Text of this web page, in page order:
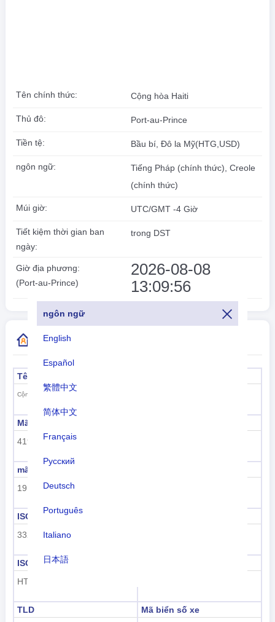
ngôn ngữ
English
Español
繁體中文
简体中文
Français
Русский
Deutsch
Português
Italiano
日本語
Tên chính thức: Cộng hòa Haiti
Thủ đô: Port-au-Prince
Tiền tệ: Bầu bí, Đô la Mỹ(HTG,USD)
ngôn ngữ:
Tiếng Pháp (chính thức), Creole
(chính thức)
Múi giờ: UTC/GMT -4 Giờ
Tiết kiệm thời gian ban
ngày:
trong DST
Giờ địa phương:
(Port-au-Prince)
2026-08-08
13:09:57
Thêm thông tin mã quốc gia
Tên chính thức
Cộng hòa Haiti
Mã tiểu vùng
419
mã vùng
19
ISO 3166-1 số
332
ISO 3166-1-Alpha-3
HTI
TLD
Mã biển số xe